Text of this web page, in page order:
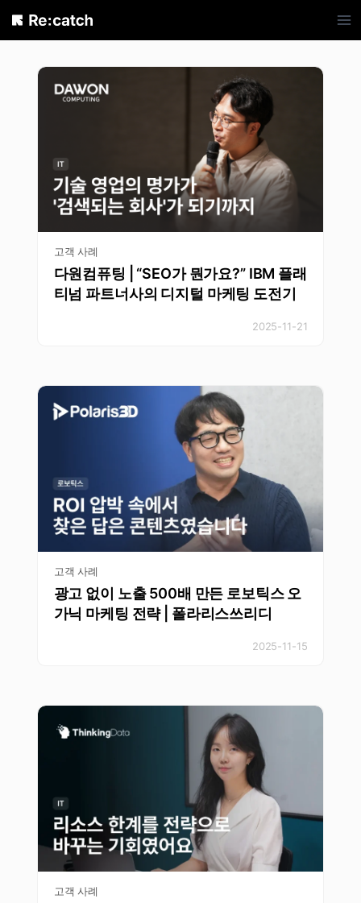
Skip
고객 사례
다원컴퓨팅 | “SEO가 뭔가요?” IBM 플래
티넘 파트너사의 디지털 마케팅 도전기
2025-11-21
고객 사례
광고 없이 노출 500배 만든 로보틱스 오
가닉 마케팅 전략 | 폴라리스쓰리디
2025-11-15
고객 사례